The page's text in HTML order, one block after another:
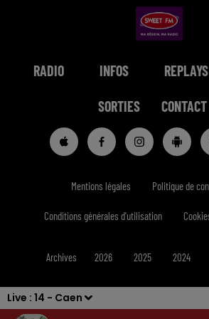
Live : 14 - Caen
RADIO INFOS REPLAYS
SORTIES CONTACT
Mentions légales Politique de
Conditions générales d'utilisation
Archives 2026 2025 2024